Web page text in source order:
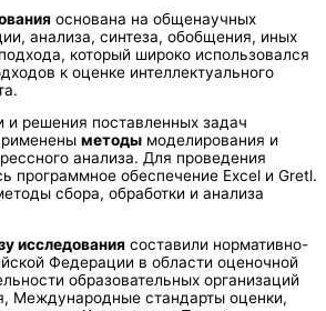
основана на общенаучных
анализа, синтеза, обобщения, иных
который широко использовался
к оценке интеллектуального
решения поставленных задач
методы моделирования и
анализа. Для проведения
программное обеспечение Excel и Gretl.
сбора, обработки и анализа
исследования составили нормативно-
Федерации в области оценочной
образовательных организаций
Международные стандарты оценки,